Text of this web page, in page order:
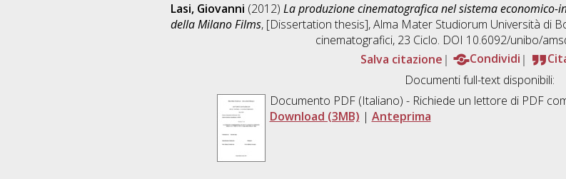
Lasi, Giovanni (2012) La produzione cinematografica nel sistema
della Milano Films, [Dissertation thesis], Alma Mater Studiorum Università di
cinematografici, 23 Ciclo. DOI 10.6092/unibo/
Salva citazione
Condividi
Documenti full-text disponibili:
Documento PDF(Italiano) - Richiede un lettore di PDF
Download (3MB) | Anteprima